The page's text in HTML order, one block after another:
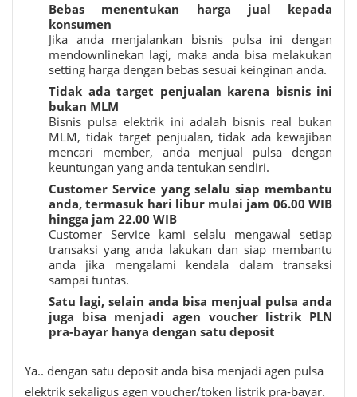
Bebas menentukan harga jual kepada
konsumen
Jika anda menjalankan bisnis pulsa ini dengan
mendownlinekan lagi, maka anda bisa melakukan
setting harga dengan bebas sesuai keinginan anda.
Tidak ada target penjualan karena bisnis ini
bukan MLM
Bisnis pulsa elektrik ini adalah bisnis real bukan
MLM, tidak target penjualan, tidak ada kewajiban
mencari member, anda menjual pulsa dengan
keuntungan yang anda tentukan sendiri.
Customer Service yang selalu siap membantu
anda, termasuk hari libur mulai jam 06.00 WIB
hingga jam 22.00 WIB
Customer Service kami selalu mengawal setiap
transaksi yang anda lakukan dan siap membantu
anda jika mengalami kendala dalam transaksi
sampai tuntas.
Satu lagi, selain anda bisa menjual pulsa anda
juga bisa menjadi agen voucher listrik PLN
pra-bayar hanya dengan satu deposit
Ya.. dengan satu deposit anda bisa menjadi agen pulsa
elektrik sekaligus agen voucher/token listrik pra-bayar.